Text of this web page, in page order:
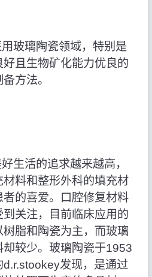
玻璃陶瓷领域，特别是
且生物矿化能力优良的
方法。
生活的追求越来越高，
料和整形外科的填充材
的喜爱。口腔修复材料
关注，目前临床应用的
树脂和陶瓷为主，而玻璃
却较少。玻璃陶瓷于1953
发现，是通过